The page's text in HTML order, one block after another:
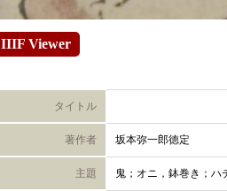
IIIF Viewer
タイトル
著作者 坂本弥一郎徳定
主題 鬼；オニ，鉢巻き；ハ